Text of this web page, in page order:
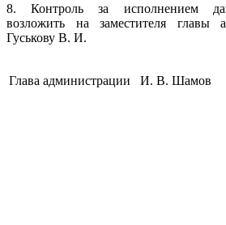
8. Контроль за исполнением
возложить на заместителя главы
Гуськову В. И.
Глава администрации И. В. Шамов